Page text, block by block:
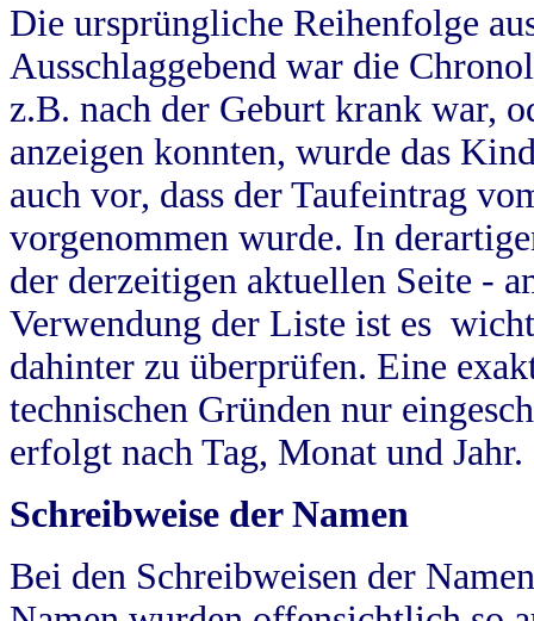
Die ursprüngliche Reihenfolge
Ausschlaggebend war die
z.B. nach der Geburt krank war,
anzeigen konnten, wurde das
auch vor, dass der Taufeintrag
vorgenommen wurde. In
der derzeitigen aktuellen Seite -
Verwendung der Liste ist es
dahinter zu überprüfen. Eine
technischen Gründen nur
erfolgt nach Tag, Monat und Jahr.
Schreibweise der Namen
Bei den Schreibweisen der